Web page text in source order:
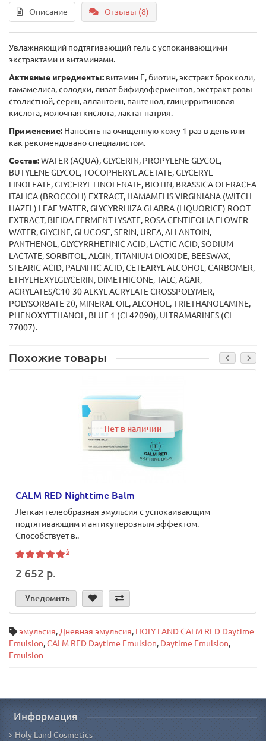
Описание Отзывы (8)
Увлажняющий подтягивающий гель с успокаивающими
экстрактами и витаминами.
Активные игредиенты: витамин Е, биотин, экстракт брокколи,
гамамелиса, солодки, лизат бифидоферментов, экстракт розы
столистной, серин, аллантоин, пантенол, глицирритиновая
кислота, молочная кислота, лактат натрия.
Применение: Наносить на очищенную кожу 1 раз в день или
как рекомендовано специалистом.
Состав:WATER (AQUA), GLYCERIN, PROPYLENE GLYCOL,
BUTYLENE GLYCOL, TOCOPHERYL ACETATE, GLYCERYL
LINOLEATE, GLYCERYL LINOLENATE, BIOTIN, BRASSICA OLERACEA
ITALICA (BROCCOLI) EXTRACT, HAMAMELIS VIRGINIANA (WITCH
HAZEL) LEAF WATER, GLYCYRRHIZA GLABRA (LIQUORICE) ROOT
EXTRACT, BIFIDA FERMENT LYSATE, ROSA CENTIFOLIA FLOWER
WATER, GLYCINE, GLUCOSE, SERIN, UREA, ALLANTOIN,
PANTHENOL, GLYCYRRHETINIC ACID, LACTIC ACID, SODIUM
LACTATE, SORBITOL, ALGIN, TITANIUM DIOXIDE, BEESWAX,
STEARIC ACID, PALMITIC ACID, CETEARYL ALCOHOL, CARBOMER,
ETHYLHEXYLGLYCERIN, DIMETHICONE, TALC, AGAR,
ACRYLATES/C10-30 ALKYL ACRYLATE CROSSPOLYMER,
POLYSORBATE 20, MINERAL OIL, ALCOHOL, TRIETHANOLAMINE,
PHENOXYETHANOL, BLUE 1 (CI 42090), ULTRAMARINES (CI
77007).
Похожие товары
Нет в наличии
CALM RED Nighttime Balm
Легкая гелеобразная эмульсия с успокаивающим
подтягивающим и антикуперозным эффектом.
Способствует в..
6
2 652 р.
Уведомить
эмульсия, Дневная эмульсия, HOLY LAND CALM RED Daytime
Emulsion,CALM RED Daytime Emulsion, Daytime Emulsion,
Emulsion
Информация
Holy Land Cosmetics